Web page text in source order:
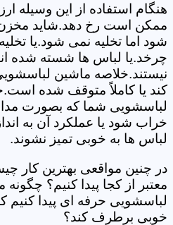
هنگام استفاده از این وسیله
ممکن است رخ دهد.شاید
شود اما تخلیه نمی شود.یا
چرخد.یا لباس ها شسته شده
نیستند.خلاصه ماشین
کند یا کاملاً متوقف شده
لباسشویی شما که بصورت
خراب شود یا عملکرد آن به
لباس ها به خوبی تمیز نشوند.
در چنین مواقعی بهترین کار
معتبر از کجا پیدا کنیم؟
لباسشویی حرفه ای پیدا
خوبی برطرف کند؟